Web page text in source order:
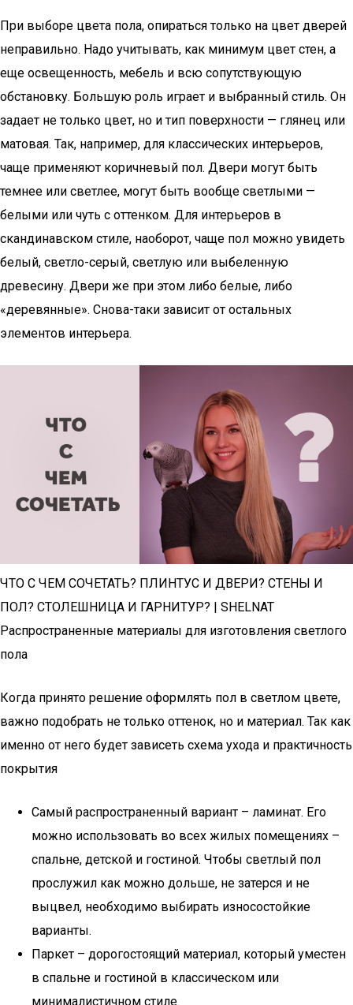
При выборе цвета пола, опираться только на цвет дверей
неправильно. Надо учитывать, как минимум цвет стен, а
еще освещенность, мебель и всю сопутствующую
обстановку. Большую роль играет и выбранный стиль. Он
задает не только цвет, но и тип поверхности — глянец или
матовая. Так, например, для классических интерьеров,
чаще применяют коричневый пол. Двери могут быть
темнее или светлее, могут быть вообще светлыми —
белыми или чуть с оттенком. Для интерьеров в
скандинавском стиле, наоборот, чаще пол можно увидеть
белый, светло-серый, светлую или выбеленную
древесину. Двери же при этом либо белые, либо
«деревянные». Снова-таки зависит от остальных
элементов интерьера.
ЧТО С ЧЕМ СОЧЕТАТЬ? ПЛИНТУС И ДВЕРИ? СТЕНЫ И
ПОЛ? СТОЛЕШНИЦА И ГАРНИТУР? | SHELNAT
Распространенные материалы для изготовления светлого
пола
Когда принято решение оформлять пол в светлом цвете,
важно подобрать не только оттенок, но и материал. Так как
именно от него будет зависеть схема ухода и практичность
покрытия
Самый распространенный вариант – ламинат. Его
можно использовать во всех жилых помещениях –
спальне, детской и гостиной. Чтобы светлый пол
прослужил как можно дольше, не затерся и не
выцвел, необходимо выбирать износостойкие
варианты.
Паркет – дорогостоящий материал, который уместен
в спальне и гостиной в классическом или
минималистичном стиле.